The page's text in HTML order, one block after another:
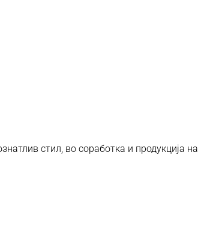
стил, во соработка и продукција на